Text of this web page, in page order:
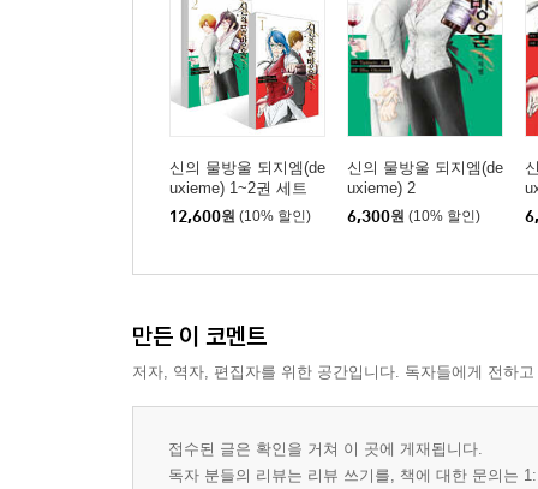
신의 물방울 되지엠(de
uxieme) 1~2권 세트
12,600원 (10% 할인)
신의 물방울 되지엠(de
uxieme) 2
6,300원 (10% 할인)
만든 이 코멘트
저자, 역자, 편집자를 위한 공간입니다. 독자들에게 전하
접수된 글은 확인을 거쳐 이 곳에 게재됩니다.
독자 분들의 리뷰는 리뷰 쓰기를, 책에 대한 문의는